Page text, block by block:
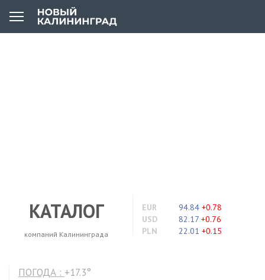
КАТАЛОГ
компаний Калининграда
EUR 94.84 +0.78
USD
82.17 +0.76
PLN
22.01 +0.15
ПОГОДА : +17.3°